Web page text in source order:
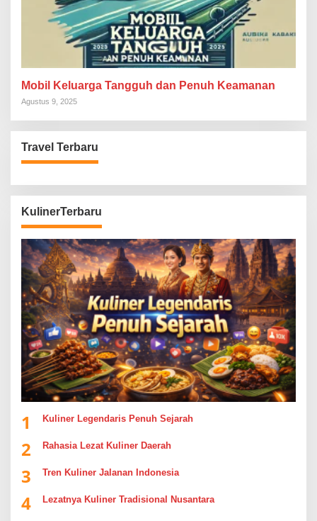
Mobil Keluarga Tangguh dan Penuh Keamanan
Agustus 9, 2025
Travel Terbaru
KulinerTerbaru
1 Kuliner Legendaris Penuh Sejarah
2 Rahasia Lezat Kuliner Daerah
3 Tren Kuliner Jalanan Indonesia
4 Lezatnya Kuliner Tradisional Nusantara